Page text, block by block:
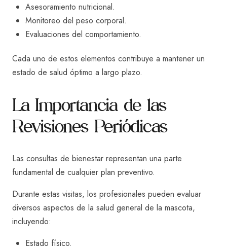
Asesoramiento nutricional.
Monitoreo del peso corporal.
Evaluaciones del comportamiento.
Cada uno de estos elementos contribuye a mantener un
estado de salud óptimo a largo plazo.
La Importancia de las
Revisiones Periódicas
Las consultas de bienestar representan una parte
fundamental de cualquier plan preventivo.
Durante estas visitas, los profesionales pueden evaluar
diversos aspectos de la salud general de la mascota,
incluyendo:
Estado físico.